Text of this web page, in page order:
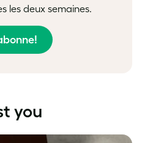
les deux semaines.
you